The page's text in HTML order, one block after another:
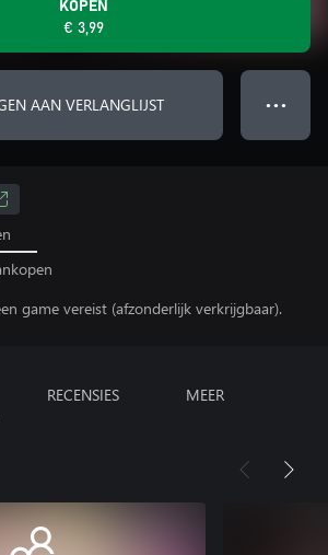
KOPEN
€ 3,99
AAN VERLANGLIJST ● ● ●
game vereist (afzonderlijk verkrijgbaar).
RECENSIES MEER